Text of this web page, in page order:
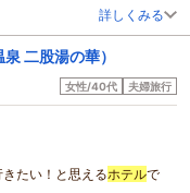
詳しくみる
二股湯の華）
女性/40代 夫婦旅行
たい！と思えるホテルで